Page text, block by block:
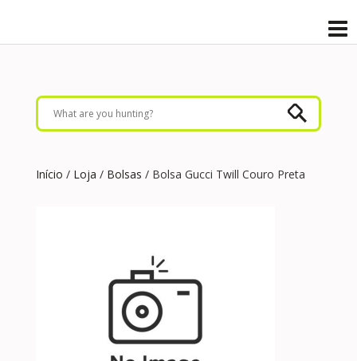
Início / Loja / Bolsas / Bolsa Gucci Twill Couro Preta